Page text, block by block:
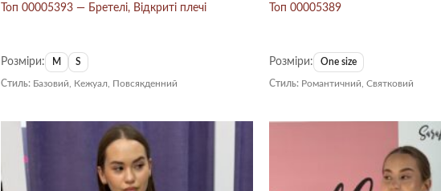
Топ 00005393 — Бретелі, Відкриті плечі
Розміри: M S
Стиль: Базовий, Кежуал, Повсякденний
Топ 00005389
Розміри: One size
Стиль: Романтичний, Святковий